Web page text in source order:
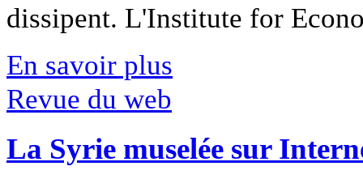
dissipent. L'Institute for
En savoir plus
Revue du web
La Syrie muselée sur